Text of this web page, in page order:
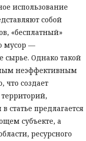
использование
собой
«бесплатный»
мусор —
сырье. Однако такой
неэффективным
что создает
статье предлагается
субъекте, а
ресурсного